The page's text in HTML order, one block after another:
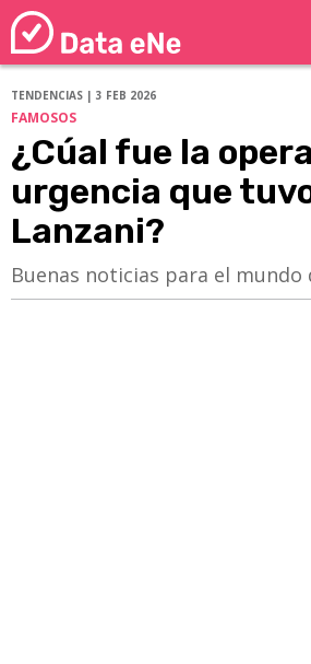
TENDENCIAS | 3 FEB 2026
FAMOSOS
¿Cúal fue la
urgencia que
Lanzani?
Buenas noticias para el mundo